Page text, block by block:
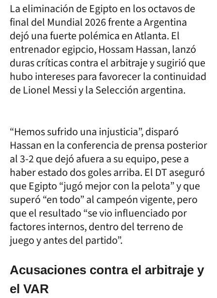
La eliminación de Egipto en los octavos de
final del Mundial 2026 frente a Argentina
dejó una fuerte polémica en Atlanta. El
entrenador egipcio, Hossam Hassan, lanzó
duras críticas contra el arbitraje y sugirió que
hubo intereses para favorecer la continuidad
de Lionel Messi y la Selección argentina.
“Hemos sufrido una injusticia”, disparó
Hassan en la conferencia de prensa posterior
al 3-2 que dejó afuera a su equipo, pese a
haber estado dos goles arriba. El DT aseguró
que Egipto “jugó mejor con la pelota” y que
superó “en todo” al campeón vigente, pero
que el resultado “se vio influenciado por
factores internos, dentro del terreno de
juego y antes del partido”.
Acusaciones contra el arbitraje y
el VAR